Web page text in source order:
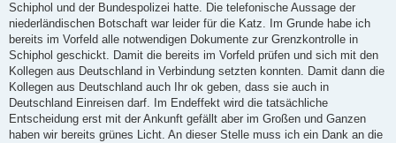
Schiphol und der Bundespolizei hatte. Die telefonische Aussage der
niederländischen Botschaft war leider für die Katz. Im Grunde habe ich
bereits im Vorfeld alle notwendigen Dokumente zur Grenzkontrolle in
Schiphol geschickt. Damit die bereits im Vorfeld prüfen und sich mit den
Kollegen aus Deutschland in Verbindung setzten konnten. Damit dann die
Kollegen aus Deutschland auch Ihr ok geben, dass sie auch in
Deutschland Einreisen darf. Im Endeffekt wird die tatsächliche
Entscheidung erst mit der Ankunft gefällt aber im Großen und Ganzen
haben wir bereits grünes Licht. An dieser Stelle muss ich ein Dank an die